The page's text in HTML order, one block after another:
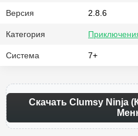
Версия 2.8.6
Категория
Система 7+
Скачать Clumsy Ninja